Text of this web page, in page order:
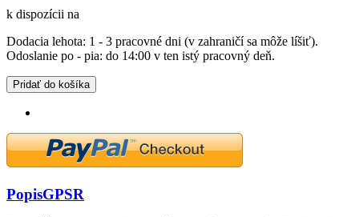
k dispozícii na
Dodacia lehota: 1 - 3 pracovné dni (v zahraničí sa môže líšiť).
Odoslanie po - pia: do 14:00 v ten istý pracovný deň.
Pridať do košíka
PopisGPSR